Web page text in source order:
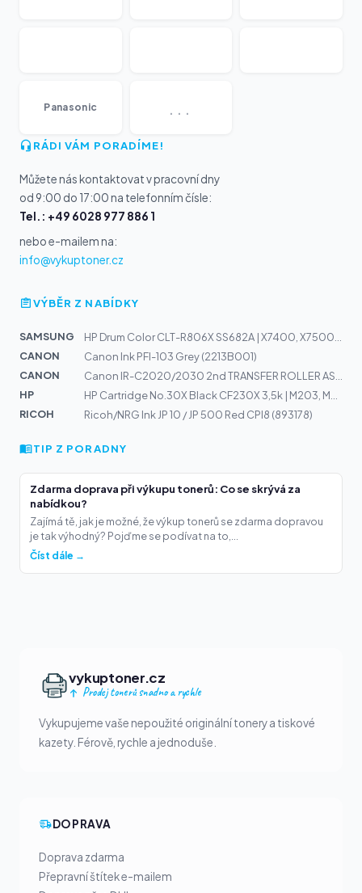
Panasonic ...
RÁDI VÁM PORADÍME!
Můžete nás kontaktovat v pracovní dny
od 9:00 do 17:00 na telefonním čísle:
Tel.: +49 6028 977 886 1
nebo e-mailem na:
info@vykuptoner.cz
VÝBĚR Z NABÍDKY
SAMSUNG
CANON
Canon Ink PFI-103 Grey (2213B001)
CANON
HP
RICOH
Ricoh/NRG Ink JP 10 / JP 500 Red CPI8 (893178)
TIP Z PORADNY
Zdarma doprava při výkupu tonerů: Co se skrývá za
nabídkou?
Zajímá tě, jak je možné, že výkup tonerů se zdarma dopravou
je tak výhodný? Pojďme se podívat na to,...
Číst dále →
vykuptoner.cz
Prodej tonerů snadno a rychle
Vykupujeme vaše nepoužité originální tonery a tiskové
kazety. Férově, rychle a jednoduše.
DOPRAVA
Doprava zdarma
Přepravní štítek e-mailem